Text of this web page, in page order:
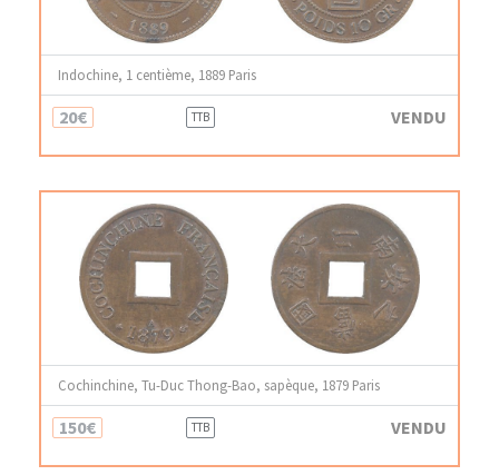
Indochine, 1 centième, 1889 Paris
20€ TTB VENDU
Cochinchine, Tu-Duc Thong-Bao, sapèque, 1879 Paris
150€ TTB VENDU